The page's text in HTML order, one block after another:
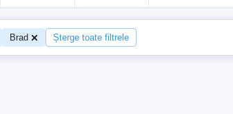
Brad Șterge toate filtrele